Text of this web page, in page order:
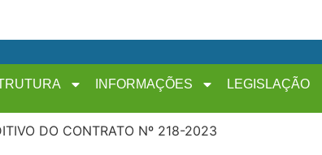
INFORMAÇÕES LEGISLAÇÃO
DO CONTRATO Nº 218-2023